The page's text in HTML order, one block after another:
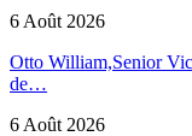
6 Août 2026
Otto William,Senior
de…
6 Août 2026